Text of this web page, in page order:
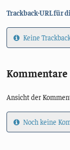
Trackback-URL für
Keine
Kommentare
Ansicht der
Noch keine